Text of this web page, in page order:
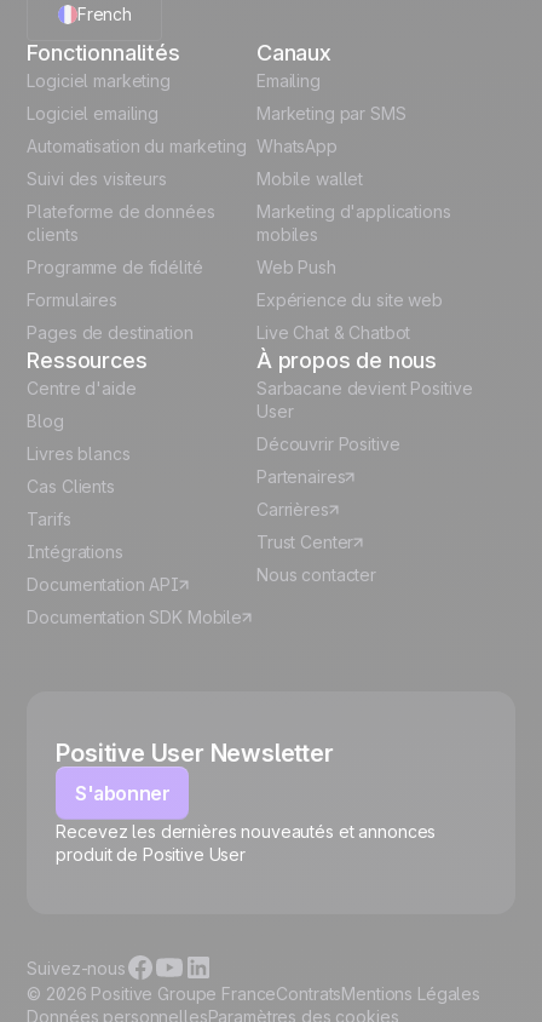
🍪
French
English
German
Italian
Fonctionnalités
Logiciel marketing
Logiciel emailing
Automatisation du marketing
Suivi des visiteurs
Plateforme de données
clients
Programme de fidélité
Formulaires
Pages de destination
Canaux
Emailing
Marketing par SMS
WhatsApp
Mobile wallet
Marketing d'applications
mobiles
Web Push
Expérience du site web
Live Chat & Chatbot
Ressources
Centre d'aide
Blog
Livres blancs
Cas Clients
Tarifs
Intégrations
Documentation API
Documentation SDK Mobile
À propos de nous
Sarbacane devient Positive
User
Découvrir Positive
Partenaires
Carrières
Trust Center
Nous contacter
Positive User Newsletter
S'abonner
Recevez les dernières nouveautés et annonces
produit de Positive User
© 2026 Positive Groupe FranceContratsMentions Légales
Données personnellesParamètres des cookies
Suivez-nous